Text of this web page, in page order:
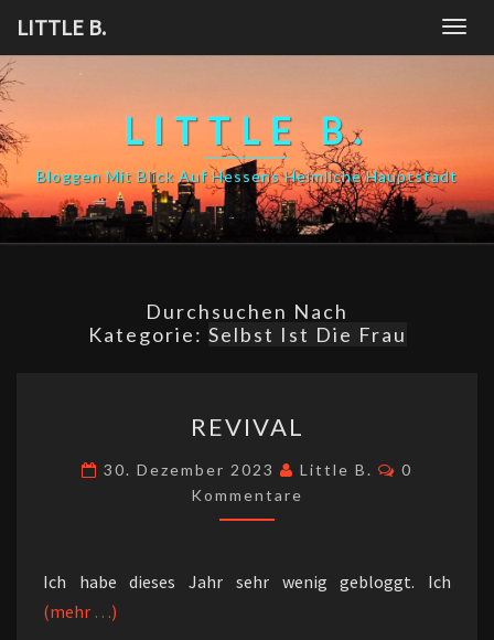
content
LITTLE B.
LITTLE B.
Bloggen Mit Blick Auf Hessens Heimliche Hauptstadt
Durchsuchen Nach
Kategorie: Selbst Ist Die Frau
REVIVAL
30. Dezember 2023 Little B.
0
Kommentare
Ich habe dieses Jahr sehr wenig gebloggt. Ich
(mehr …)